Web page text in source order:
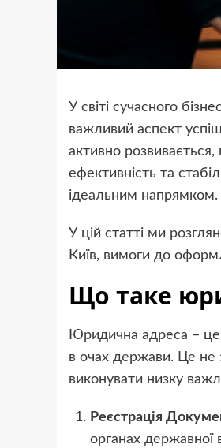
У світі сучасного
важливий аспект
активно
ефективність та
ідеальним напрямком.
У цій статті ми
Київ, вимоги до
Що таке
Юридична адреса – це
в очах держави. Це не
виконувати низку
Реєстрація
органах державної